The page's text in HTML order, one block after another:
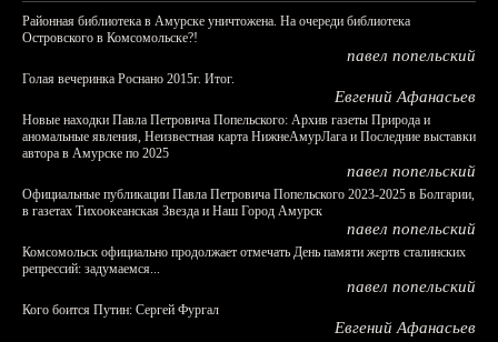
Районная библиотека в Амурске уничтожена. На очереди библиотека
Островского в Комсомольске?!
павел попельский
Голая вечеринка Роснано 2015г. Итог.
Евгений Афанасьев
Новые находки Павла Петровича Попельского: Архив газеты Природа и
аномальные явления, Неизвестная карта НижнеАмурЛага и Последние выставки
автора в Амурске по 2025
павел попельский
Официальные публикации Павла Петровича Попельского 2023-2025 в Болгарии,
в газетах Тихоокеанская Звезда и Наш Город Амурск
павел попельский
Комсомольск официально продолжает отмечать День памяти жертв сталинских
репрессий: задумаемся...
павел попельский
Кого боится Путин: Сергей Фургал
Евгений Афанасьев